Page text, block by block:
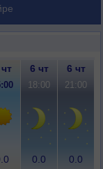
6 чт 6 чт
18:00 21:00
0.0 0.0